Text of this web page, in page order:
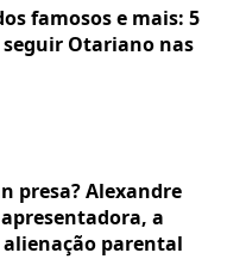
famosos e mais: 5
Otariano nas
presa? Alexandre
a
parental